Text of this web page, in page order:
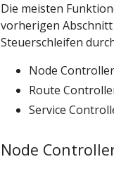
Die meisten
vorherigen
Steuerschleifen
Node Controller
Route
Service
Node